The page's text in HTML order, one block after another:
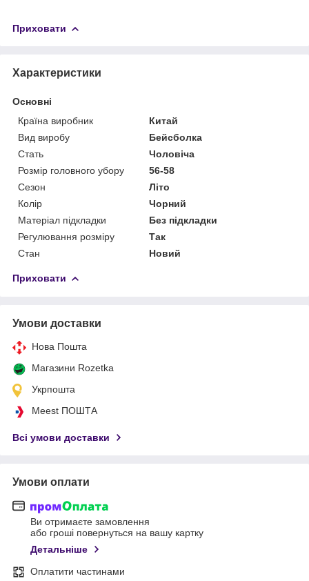
Приховати
Характеристики
Основні
Країна виробник
Китай
Вид виробу
Бейсболка
Стать
Чоловіча
Розмір головного убору
56-58
Сезон
Літо
Колір
Чорний
Матеріал підкладки
Без підкладки
Регулювання розміру
Так
Стан
Новий
Приховати
Умови доставки
Нова Пошта
Магазини Rozetka
Укрпошта
Meest ПОШТА
Всі умови доставки
Умови оплати
Ви отримаєте замовлення
або гроші повернуться на вашу картку
Детальніше
Оплатити частинами